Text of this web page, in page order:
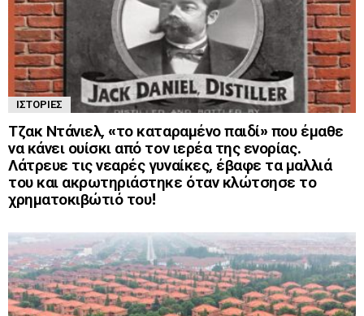
ΙΣΤΟΡΊΕΣ
Τζακ Ντάνιελ, «το καταραμένο παιδί» που έμαθε
να κάνει ουίσκι από τον ιερέα της ενορίας.
Λάτρευε τις νεαρές γυναίκες, έβαφε τα μαλλιά
του και ακρωτηριάστηκε όταν κλώτσησε το
χρηματοκιβώτιό του!